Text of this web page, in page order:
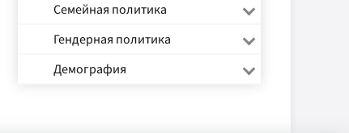
Семейная политика
Гендерная политика
Демография